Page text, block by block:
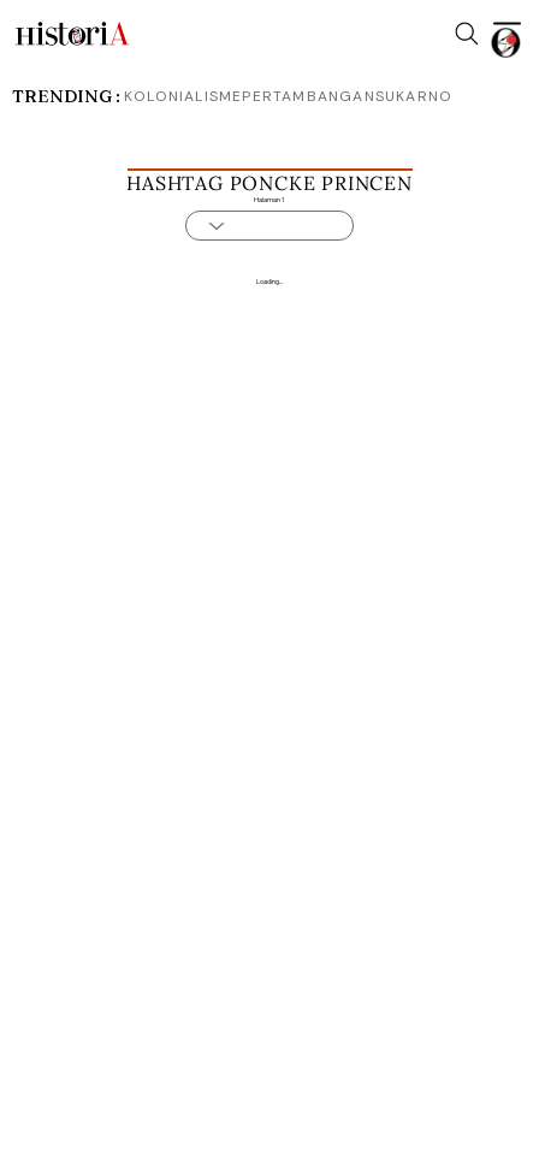
HASHTAG PONCKE PRINCEN
Halaman 1
Loading...
TRENDING : KOLONIALISMEPERTAMBANGANSUKARNO